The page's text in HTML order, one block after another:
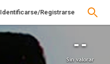
Identificarse/Registrarse
--
Sin valorar